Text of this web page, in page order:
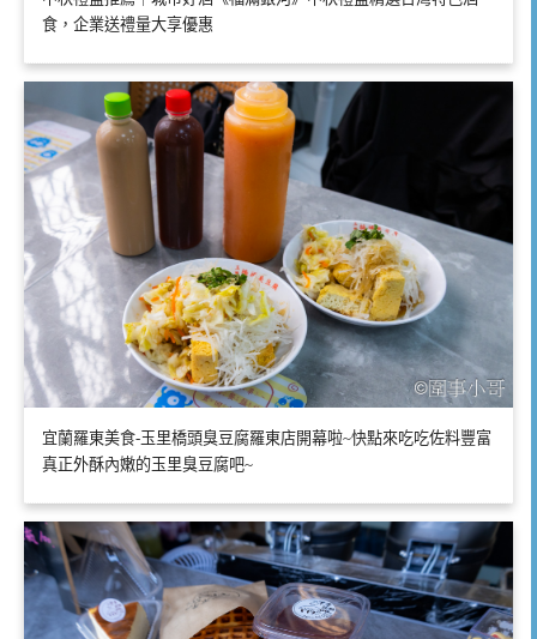
食，企業送禮量大享優惠
宜蘭羅東美食-玉里橋頭臭豆腐羅東店開幕啦~快點來吃吃佐料豐富
真正外酥內嫩的玉里臭豆腐吧~